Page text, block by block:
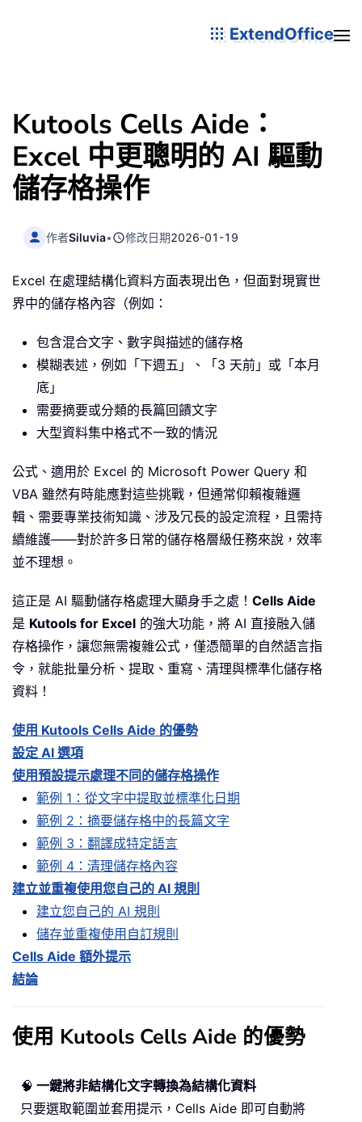
ExtendOffice
Kutools Cells Aide：
Excel 中更聰明的 AI 驅動
儲存格操作
作者Siluvia• 修改日期2026-01-19
Excel 在處理結構化資料方面表現出色，但面對現實世
界中的儲存格內容（例如：
包含混合文字、數字與描述的儲存格
模糊表述，例如「下週五」、「3 天前」或「本月
底」
需要摘要或分類的長篇回饋文字
大型資料集中格式不一致的情況
公式、適用於 Excel 的 Microsoft Power Query 和
VBA 雖然有時能應對這些挑戰，但通常仰賴複雜邏
輯、需要專業技術知識、涉及冗長的設定流程，且需持
續維護——對於許多日常的儲存格層級任務來說，效率
並不理想。
這正是 AI 驅動儲存格處理大顯身手之處！ Cells Aide
是 Kutools for Excel 的強大功能，將 AI 直接融入儲
存格操作，讓您無需複雜公式，僅憑簡單的自然語言指
令，就能批量分析、提取、重寫、清理與標準化儲存格
資料！
使用 Kutools Cells Aide 的優勢
設定 AI 選項
使用預設提示處理不同的儲存格操作
範例 1：從文字中提取並標準化日期
範例 2：摘要儲存格中的長篇文字
範例 3：翻譯成特定語言
範例 4：清理儲存格內容
建立並重複使用您自己的 AI 規則
建立您自己的 AI 規則
儲存並重複使用自訂規則
Cells Aide 額外提示
結論
使用 Kutools Cells Aide 的優勢
🧠 一鍵將非結構化文字轉換為結構化資料
只要選取範圍並套用提示，Cells Aide 即可自動將